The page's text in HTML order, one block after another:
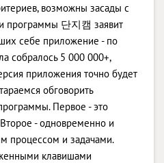
возможны засады с
программы 단지캠 заявит
себе приложение - по
собралось 5 000 000+,
приложения точно будет
обговорить
Первое - это
- одновременно и
процессом и задачами.
клавишами